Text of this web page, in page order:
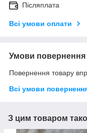
Післяплата
Всі умови оплати
Умови повернення
Повернення товару
Всі умови
З цим товаром